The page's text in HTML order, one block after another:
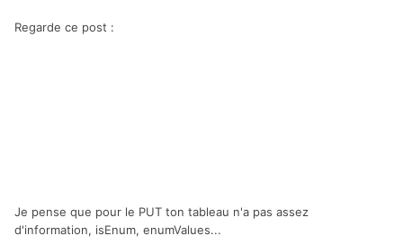
Regarde ce post :
Je pense que pour le PUT ton tableau n'a pas assez
d'information, isEnum, enumValues...